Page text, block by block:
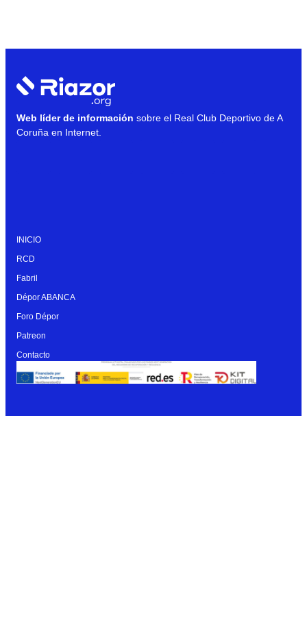
Web líder de información sobre el Real Club Deportivo de A
Coruña en Internet.
INICIO
RCD
Fabril
Dépor ABANCA
Foro Dépor
Patreon
Contacto